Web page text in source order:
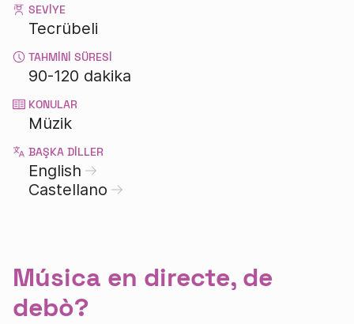
SEVIYE
Tecrübeli
TAHMINI SÜRESI
90-120 dakika
KONULAR
Müzik
BAŞKA DILLER
English
Castellano
Música en directe, de
debò?